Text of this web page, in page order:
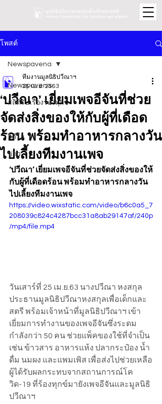
โพสต์
Newspavena
สถิติรับเรื่องร้องทุกข์
ข่าว
วิดีโอ
ข่าว
Newspavena
‘ปวีณา’ เยี่ยมเพจอีจันที่ช่วย
จัดส่งสิ่งของให้กับผู้ที่เดือด
ร้อน พร้อมทำอาหารกลางวัน
ไปเลี้ยงทีมงานเพจ
ทีมงานมูลนิธิปวีณาฯ
25 เม.ย. 2563
‘ปวีณา’ เยี่ยมเพจอีจันที่ช่วยจัดส่งสิ่งของให้
กับผู้ที่เดือดร้อน พร้อมทำอาหารกลางวัน
ไปเลี้ยงทีมงานเพจ
https://video.wixstatic.com/video/b6c0a5_7
208039c824c4287bcc31a8ab29147af/240p
/mp4/file.mp4
วันเสาร์ที่ 25 เม.ย.63 นางปวีณา หงสกุล
ประธานมูลนิธิปวีณาหงสกุลเพื่อเด็กและ
สตรี พร้อมเจ้าหน้าที่มูลนิธิปวีณาฯ เข้า
เยี่ยมการทำงานของเพจอีจันซึ่งระดม
กำลังกว่า 50 คน ช่วยแพ็คของใช้ที่จำเป็น
เช่น ข้าวสาร อาหารแห้ง ปลากระป๋อง น้ำ
ดื่ม นมผง และแพมเพิส เพื่อส่งไปช่วยเหลือ
ผู้ได้รับผลกระทบจากสถานการณ์โค
วิด-19 ที่ร้องทุกข์มายังเพจอีจันและมูลนิธิ
ปวีณาฯ